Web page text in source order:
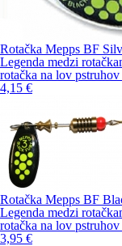
Rotačka Mepps BF
Legenda medzi
rotačka na lov
4,15 €
Rotačka Mepps BF
Legenda medzi
rotačka na lov
3,95 €